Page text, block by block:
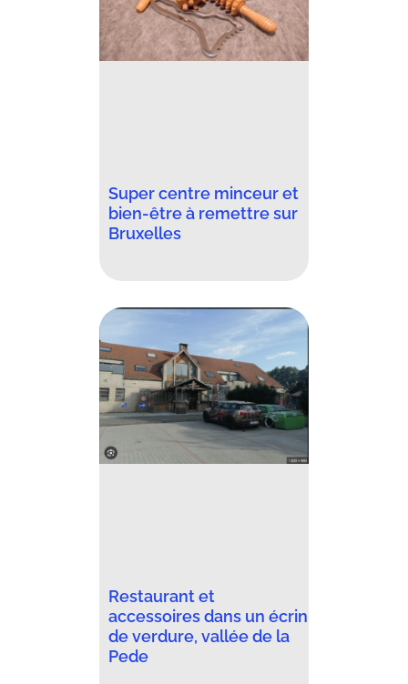
Super centre minceur et
bien-être à remettre sur
Bruxelles
Restaurant et
accessoires dans un écrin
de verdure, vallée de la
Pede